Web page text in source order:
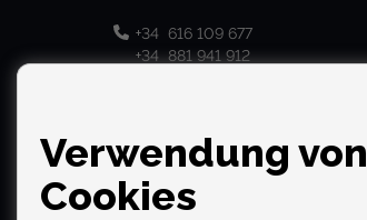
+34 616 109 677
+34 881 941 912
Verwendung von
Cookies